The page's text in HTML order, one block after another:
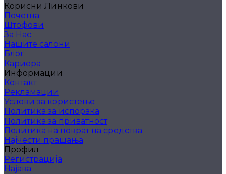
Корисни Линкови
Почетна
Штофови
За Нас
Нашите салони
Блог
Кариера
Информации
Контакт
Рекламации
Услови за користење
Политика за испорака
Политика за приватност
Политика на поврат на средства
Најчести прашања
Профил
Регистрација
Најава